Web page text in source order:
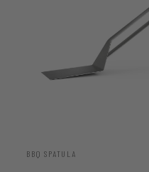
BBQ SPATULA